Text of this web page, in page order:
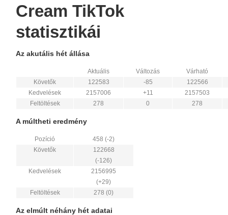
Cream TikTok
statisztikái
Az akutális hét állása
Aktuális Változás
Várható
Követők
122583 -85
122566
Kedvelések
2157006 +11
2157503
Feltöltések
278 0 278
A múltheti eredmény
Pozíció
458 (-2)
Követők
122668
(-126)
Kedvelések
2156995
(+29)
Feltöltések
278 (0)
Az elmúlt néhány hét adatai